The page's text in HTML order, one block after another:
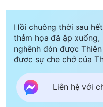
Hồi chuông thời sau
thảm họa đã ập
nghênh đón được
được sự che chở của
Liên hệ với